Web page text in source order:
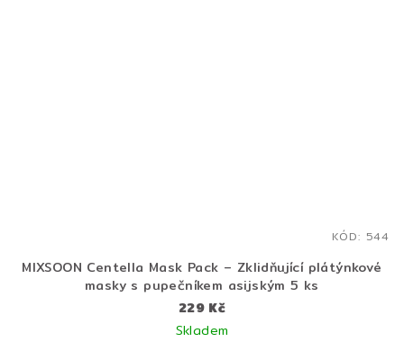
MIXSOON Centella Mask Pack – Zklidňující plátýnkové
masky s pupečníkem asijským 5 ks
229 Kč
Skladem
KÓD: 544